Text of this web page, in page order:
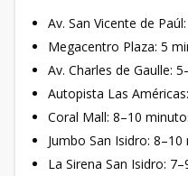
⁠Av. San Vicente de
Megacentro Plaza: 5
Av. Charles de Gaulle:
Autopista Las
Coral Mall: 8–10
Jumbo San Isidro:
La Sirena San Isidro: